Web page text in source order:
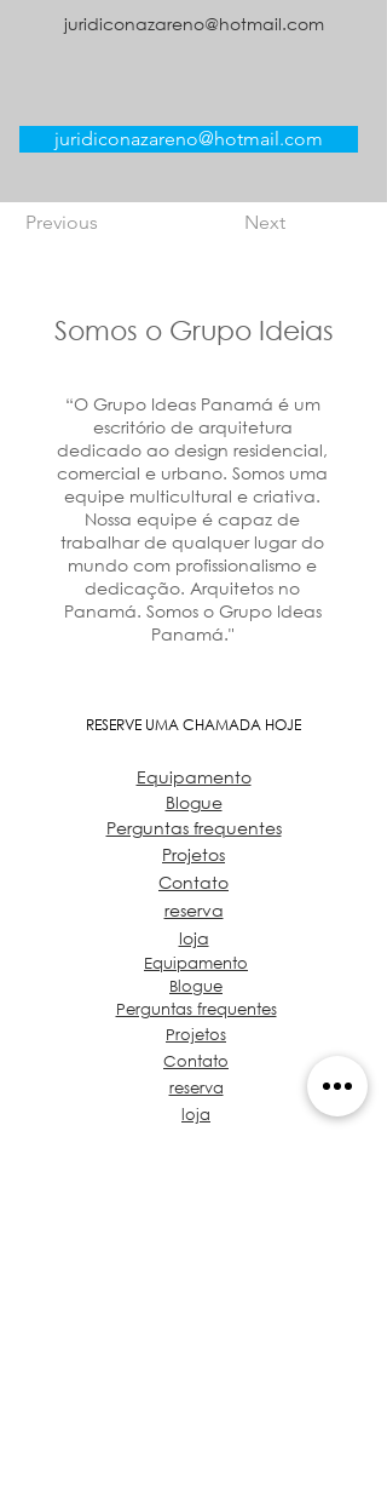
juridiconazareno@hotmail.com
juridiconazareno@hotmail.com
Previous Next
Somos o Grupo Ideias
“O Grupo Ideas Panamá é um
escritório de arquitetura
dedicado ao design residencial,
comercial e urbano. Somos uma
equipe multicultural e criativa.
Nossa equipe é capaz de
trabalhar de qualquer lugar do
mundo com profissionalismo e
dedicação. Arquitetos no
Panamá. Somos o Grupo Ideas
Panamá."
RESERVE UMA CHAMADA HOJE
Equipamento
Blogue
Perguntas frequentes
Projetos
Contato
reserva
loja
Equipamento
Blogue
Perguntas frequentes
Projetos
Contato
reserva
loja